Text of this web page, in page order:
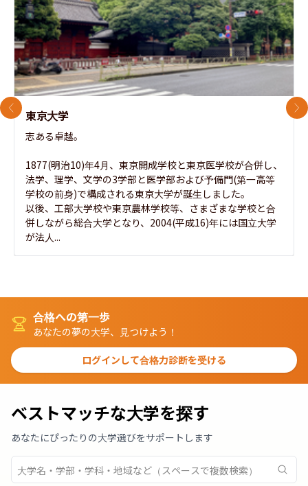
東京大学
志ある卓越。
1877(明治10)年4月、東京開成学校と東京医学校が合併し、
法学、理学、文学の3学部と医学部および予備門(第一高等
学校の前身)で構成される東京大学が誕生しました。
以後、工部大学校や東京農林学校等、さまざまな学校と合
併しながら総合大学となり、2004(平成16)年には国立大学
が法人...
前のスライド 次
合格への第一歩
あなたの夢の大学、見つけよう！
ログインして合格力診断を受ける
ベストマッチな大学を探す
あなたにぴったりの大学選びをサポートします